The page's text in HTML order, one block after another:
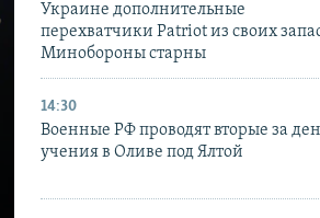
Украине дополнительные
перехватчики Patriot из своих
Минобороны старны
14:30
Военные РФ проводят вторые за
учения в Оливе под Ялтой